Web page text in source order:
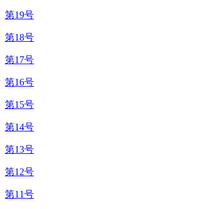
第19号
第18号
第17号
第16号
第15号
第14号
第13号
第12号
第11号